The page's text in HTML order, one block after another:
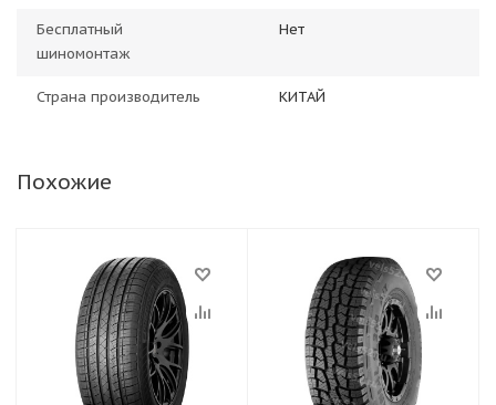
Бесплатный
шиномонтаж
Нет
Страна производитель КИТАЙ
Похожие